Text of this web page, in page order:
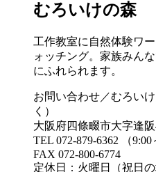
むろいけの森
工作教室に自然体験ワ
ォッチング。家族みん
にふれられます。
お問い合わせ／むろい
く）
大阪府四條畷市大字逢阪
TEL 072-879-6362 （9:00
FAX 072-800-6774
定休日：火曜日（祝日